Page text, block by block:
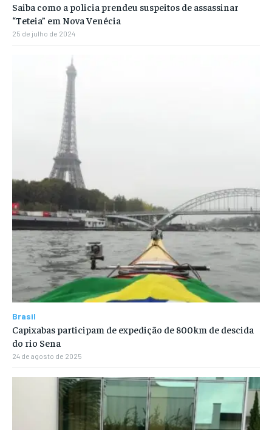
Saiba como a policia prendeu suspeitos de assassinar
“Teteia” em Nova Venécia
25 de julho de 2024
Brasil
Capixabas participam de expedição de 800km de descida
do rio Sena
24 de agosto de 2025